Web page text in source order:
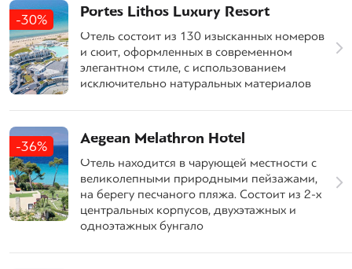
-30% Portes Lithos Luxury Resort
Отель состоит из 130 изысканных номеров
и сюит, оформленных в современном
элегантном стиле, с использованием
исключительно натуральных материалов
-36% Aegean Melathron Hotel
Отель находится в чарующей местности с
великолепными природными пейзажами,
на берегу песчаного пляжа. Состоит из 2-х
центральных корпусов, двухэтажных и
одноэтажных бунгало